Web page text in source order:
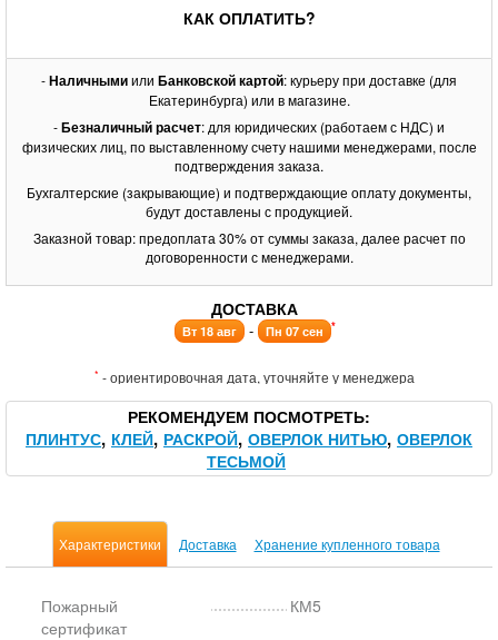
КАК ОПЛАТИТЬ?
-Наличнымиили Банковской картой: курьеру при доставке (для
Екатеринбурга) или в магазине.
-Безналичный расчет: для юридических (работаем с НДС) и
физических лиц, по выставленному счету нашими менеджерами, после
подтверждения заказа.
Бухгалтерские (закрывающие) и подтверждающие оплату документы,
будут доставлены с продукцией.
Заказной товар: предоплата 30% от суммы заказа, далее расчет по
договоренности с менеджерами.
ДОСТАВКА
Вт 18 авг - Пн 07 сен *
* - ориентировочная дата, уточняйте у менеджера
РЕКОМЕНДУЕМ ПОСМОТРЕТЬ
ПЛИНТУС КЛЕЙ РАСКРОЙ ОВЕРЛОК НИТЬЮ ОВЕРЛОК
ТЕСЬМОЙ
Характеристики Доставка Хранение купленного товара
Пожарный
сертификат
КМ5